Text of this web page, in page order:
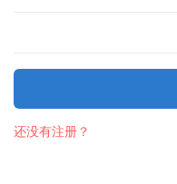
还没有注册？